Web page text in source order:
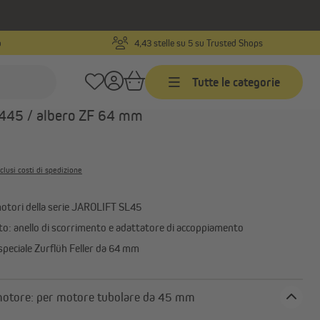
4,43 stelle su 5 su Trusted Shops
Tutte le categorie
con ricevitore radio
Motori per porte da garage
10180026
Motore per motori per tapparelle SL /
/ albero ZF 64 mm
costi di spedizione
della serie JAROLIFT SL45
anello di scorrimento e adattatore di accoppiamento
Zurflüh Feller da 64 mm
Tipo di motore: per motore tubolare da 45 mm